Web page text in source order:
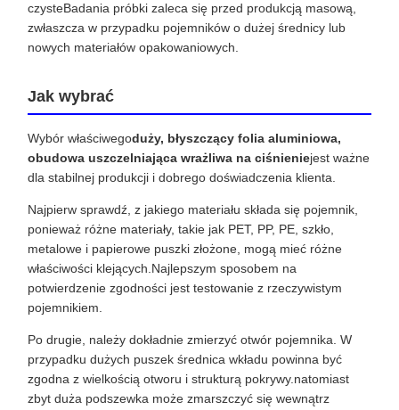
czysteBadania próbki zaleca się przed produkcją masową,
zwłaszcza w przypadku pojemników o dużej średnicy lub
nowych materiałów opakowaniowych.
Jak wybrać
Wybór właściwegoduży, błyszczący folia aluminiowa,
obudowa uszczelniająca wrażliwa na ciśnieniejest ważne
dla stabilnej produkcji i dobrego doświadczenia klienta.
Najpierw sprawdź, z jakiego materiału składa się pojemnik,
ponieważ różne materiały, takie jak PET, PP, PE, szkło,
metalowe i papierowe puszki złożone, mogą mieć różne
właściwości klejących.Najlepszym sposobem na
potwierdzenie zgodności jest testowanie z rzeczywistym
pojemnikiem.
Po drugie, należy dokładnie zmierzyć otwór pojemnika. W
przypadku dużych puszek średnica wkładu powinna być
zgodna z wielkością otworu i strukturą pokrywy.natomiast
zbyt duża podszewka może zmarszczyć się wewnątrz